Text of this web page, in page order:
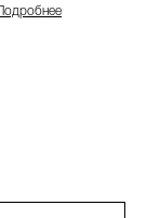
Подробнее